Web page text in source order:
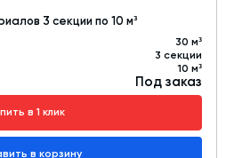
3 секции по 10 м³
30 м³
3 секции
10 м³
Под заказ
в 1 клик
в корзину